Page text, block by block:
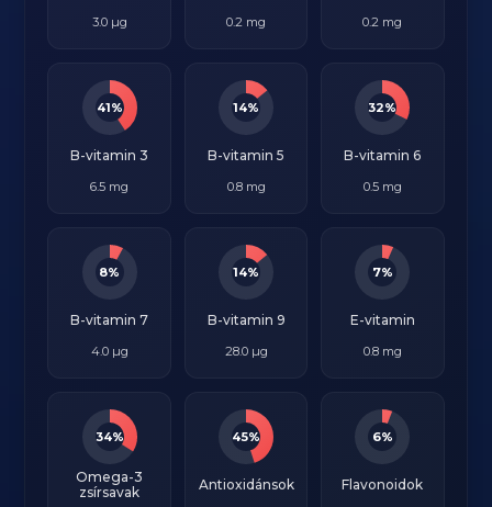
3.0 µg 0.2 mg 0.2 mg
41%
B-vitamin 3
6.5 mg
14%
B-vitamin 5
0.8 mg
32%
B-vitamin 6
0.5 mg
8%
B-vitamin 7
4.0 µg
14%
B-vitamin 9
28.0 µg
7%
E-vitamin
0.8 mg
34%
Omega-3
zsírsavak
45%
Antioxidánsok
6%
Flavonoidok